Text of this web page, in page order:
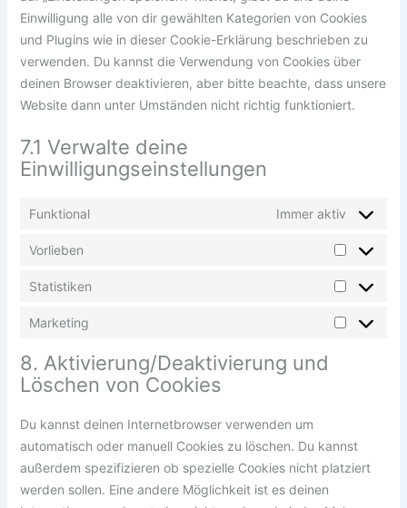
Einwilligung alle von dir gewählten Kategorien von Cookies
und Plugins wie in dieser Cookie-Erklärung beschrieben zu
verwenden. Du kannst die Verwendung von Cookies über
deinen Browser deaktivieren, aber bitte beachte, dass unsere
Website dann unter Umständen nicht richtig funktioniert.
7.1 Verwalte deine
Einwilligungseinstellungen
Funktional Immer aktiv
Vorlieben
Vorlieben
Statistiken
Statistiken
Marketing
Marketing
8. Aktivierung/Deaktivierung und
Löschen von Cookies
Du kannst deinen Internetbrowser verwenden um
automatisch oder manuell Cookies zu löschen. Du kannst
außerdem spezifizieren ob spezielle Cookies nicht platziert
werden sollen. Eine andere Möglichkeit ist es deinen